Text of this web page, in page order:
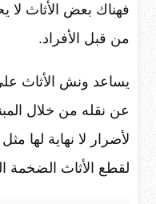
فهناك بعض الأثاث لا
من قبل الأفراد.
يساعد ونش الأثاث
عن نقله من خلال
لأضرار لا نهاية لها
لقطع الأثاث